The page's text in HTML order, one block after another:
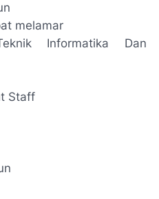
melamar
Informatika Dan
Staff